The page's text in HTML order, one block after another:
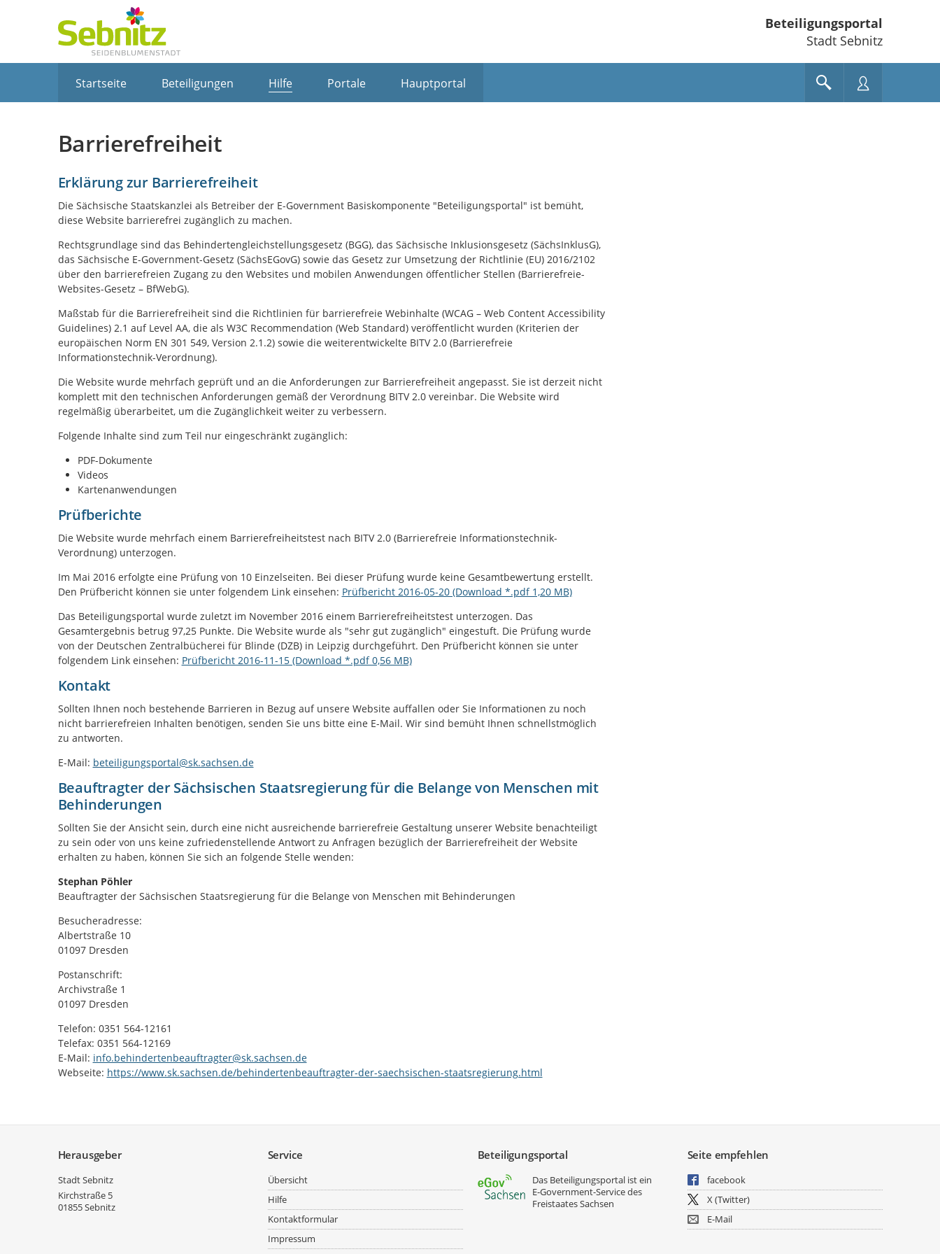
Beteiligungsportal
Stadt Sebnitz
Startseite Beteiligungen Hilfe Portale Hauptportal
Barrierefreiheit
Erklärung zur Barrierefreiheit
Die Sächsische Staatskanzlei als Betreiber der E-Government Basiskomponente "Beteiligungsportal" ist bemüht,
diese Website barrierefrei zugänglich zu machen.
Rechtsgrundlage sind das Behindertengleichstellungsgesetz (BGG), das Sächsische Inklusionsgesetz (SächsInklusG),
das Sächsische E-Government-Gesetz (SächsEGovG) sowie das Gesetz zur Umsetzung der Richtlinie (EU) 2016/2102
über den barrierefreien Zugang zu den Websites und mobilen Anwendungen öffentlicher Stellen (Barrierefreie-
Websites-Gesetz – BfWebG).
Maßstab für die Barrierefreiheit sind die Richtlinien für barrierefreie Webinhalte (WCAG – Web Content Accessibility
Guidelines) 2.1 auf Level AA, die als W3C Recommendation (Web Standard) veröffentlicht wurden (Kriterien der
europäischen Norm EN 301 549, Version 2.1.2) sowie die weiterentwickelte BITV 2.0 (Barrierefreie
Informationstechnik-Verordnung).
Die Website wurde mehrfach geprüft und an die Anforderungen zur Barrierefreiheit angepasst. Sie ist derzeit nicht
komplett mit den technischen Anforderungen gemäß der Verordnung BITV 2.0 vereinbar. Die Website wird
regelmäßig überarbeitet, um die Zugänglichkeit weiter zu verbessern.
Folgende Inhalte sind zum Teil nur eingeschränkt zugänglich:
PDF-Dokumente
Videos
Kartenanwendungen
Prüfberichte
Die Website wurde mehrfach einem Barrierefreiheitstest nach BITV 2.0 (Barrierefreie Informationstechnik-
Verordnung) unterzogen.
Im Mai 2016 erfolgte eine Prüfung von 10 Einzelseiten. Bei dieser Prüfung wurde keine Gesamtbewertung erstellt.
Den Prüfbericht können sie unter folgendem Link einsehen: Prüfbericht 2016-05-20 (Download *.pdf 1,20 MB)
Das Beteiligungsportal wurde zuletzt im November 2016 einem Barrierefreiheitstest unterzogen. Das
Gesamtergebnis betrug 97,25 Punkte. Die Website wurde als "sehr gut zugänglich" eingestuft. Die Prüfung wurde
von der Deutschen Zentralbücherei für Blinde (DZB) in Leipzig durchgeführt. Den Prüfbericht können sie unter
folgendem Link einsehen: Prüfbericht 2016-11-15 (Download *.pdf 0,56 MB)
Kontakt
Sollten Ihnen noch bestehende Barrieren in Bezug auf unsere Website auffallen oder Sie Informationen zu noch
nicht barrierefreien Inhalten benötigen, senden Sie uns bitte eine E-Mail. Wir sind bemüht Ihnen schnellstmöglich
zu antworten.
E-Mail: beteiligungsportal@sk.sachsen.de
Beauftragter der Sächsischen Staatsregierung für die Belange von Menschen mit
Behinderungen
Sollten Sie der Ansicht sein, durch eine nicht ausreichende barrierefreie Gestaltung unserer Website benachteiligt
zu sein oder von uns keine zufriedenstellende Antwort zu Anfragen bezüglich der Barrierefreiheit der Website
erhalten zu haben, können Sie sich an folgende Stelle wenden:
Stephan Pöhler
Beauftragter der Sächsischen Staatsregierung für die Belange von Menschen mit Behinderungen
Besucheradresse:
Albertstraße 10
01097 Dresden
Postanschrift:
Archivstraße 1
01097 Dresden
Telefon: 0351 564-12161
Telefax: 0351 564-12169
E-Mail: info.behindertenbeauftragter@sk.sachsen.de
Webseite: https://www.sk.sachsen.de/behindertenbeauftragter-der-saechsischen-staatsregierung.html
Herausgeber
Stadt Sebnitz
Kirchstraße 5
01855Sebnitz
Service
Übersicht
Hilfe
Kontaktformular
Impressum
Beteiligungsportal
Das Beteiligungsportal ist ein
E‑Government-Service des
Freistaates Sachsen
Seite empfehlen
facebook
X (Twitter)
E-Mail